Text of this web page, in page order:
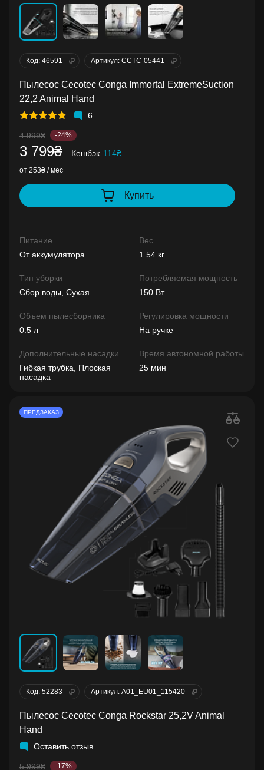
Код: 46591 Артикул: CCTC-05441
Пылесос Cecotec Conga Immortal ExtremeSuction
22,2 Animal Hand
6
4 999₴ -24%
3 799₴ Кешбэк 114₴
от 253₴ / мес
Купить
Питание
От аккумулятора
Вес
1.54 кг
Тип уборки
Сбор воды, Сухая
Потребляемая мощность
150 Вт
Объем пылесборника
0.5 л
Регулировка мощности
На ручке
Дополнительные насадки
Гибкая трубка, Плоская
насадка
Время автономной работы
25 мин
ПРЕДЗАКАЗ
Код: 52283 Артикул: A01_EU01_115420
Пылесос Cecotec Conga Rockstar 25,2V Animal
Hand
Оставить отзыв
5 999₴ -17%